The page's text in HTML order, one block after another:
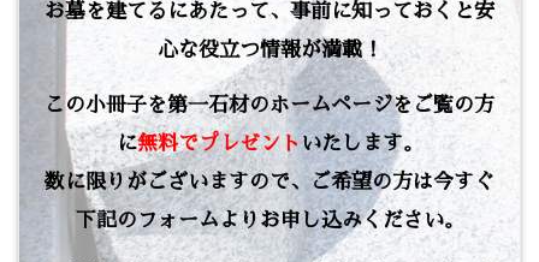
お墓を建てるにあたって、事前に知っておくと安
心な役立つ情報が満載！
この小冊子を第一石材のホームページをご覧の方
に無料でプレゼントいたします。
数に限りがございますので、ご希望の方は今すぐ
下記のフォームよりお申し込みください。